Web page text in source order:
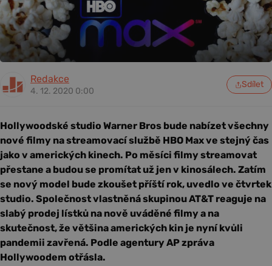
Redakce
4. 12. 2020 0:00
Sdílet
Hollywoodské studio Warner Bros bude nabízet všechny
nové filmy na streamovací službě HBO Max ve stejný čas
jako v amerických kinech. Po měsíci filmy streamovat
přestane a budou se promítat už jen v kinosálech. Zatím
se nový model bude zkoušet příští rok, uvedlo ve čtvrtek
studio. Společnost vlastněná skupinou AT&T reaguje na
slabý prodej lístků na nově uváděné filmy a na
skutečnost, že většina amerických kin je nyní kvůli
pandemii zavřená. Podle agentury AP zpráva
Hollywoodem otřásla.